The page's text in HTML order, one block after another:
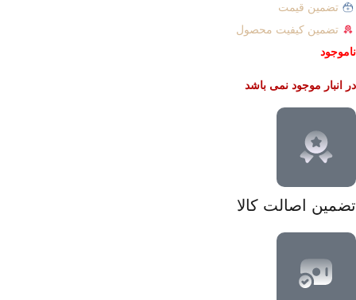
تضمین قیمت
تضمین کیفیت محصول
ناموجود
در انبار موجود نمی باشد
تضمین اصالت کالا